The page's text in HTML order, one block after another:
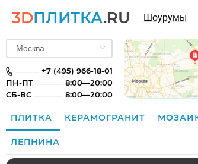
3DПЛИТКА.RU Шоурумы
+7 (495) 966-18-01
ПН-ПТ
8:00—20:00
СБ-ВС
8:00—20:00
ПЛИТКА КЕРАМОГРАНИТ
ЛЕПНИНА